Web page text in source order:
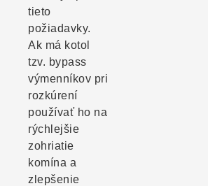
tieto
požiadavky.
Ak má kotol
tzv. bypass
výmenníkov pri
rozkúrení
používať ho na
rýchlejšie
zohriatie
komína a
zlepšenie